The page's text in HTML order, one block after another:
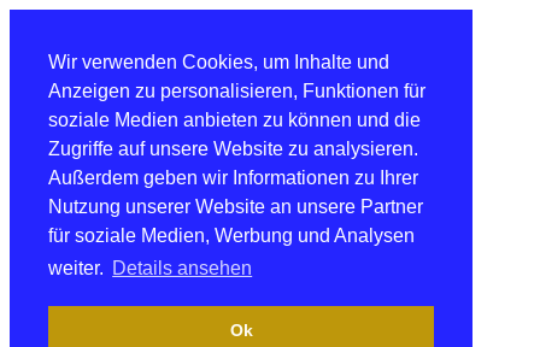
Wir verwenden Cookies, um Inhalte und
Anzeigen zu personalisieren, Funktionen für
soziale Medien anbieten zu können und die
Zugriffe auf unsere Website zu analysieren.
Außerdem geben wir Informationen zu Ihrer
Nutzung unserer Website an unsere Partner
für soziale Medien, Werbung und Analysen
weiter. Details ansehen
Ok